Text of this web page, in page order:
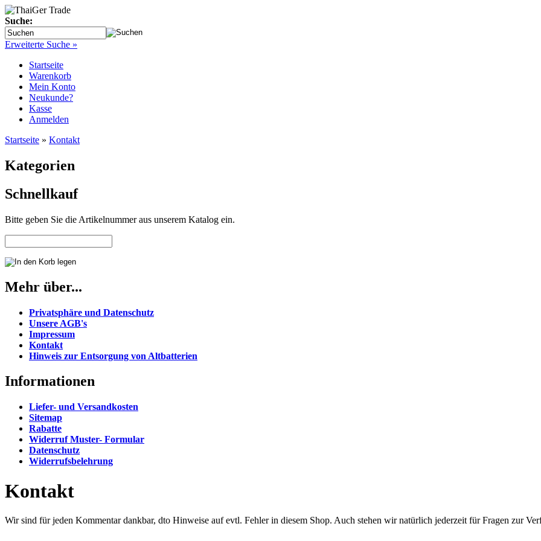
Suche:
Erweiterte Suche »
Startseite
Warenkorb
Mein Konto
Neukunde?
Kasse
Anmelden
Startseite » Kontakt
Kategorien
Schnellkauf
Bitte geben Sie die Artikelnummer aus unserem Katalog ein.
Mehr über...
Privatsphäre und Datenschutz
Unsere AGB's
Impressum
Kontakt
Hinweis zur Entsorgung von Altbatterien
Informationen
Liefer- und Versandkosten
Sitemap
Rabatte
Widerruf Muster- Formular
Datenschutz
Widerrufsbelehrung
Kontakt
Wir sind für jeden Kommentar dankbar, dto Hinweise auf evtl. Fehler in diesem Shop. Auch stehen wir natürlich jederzeit für Fragen zur